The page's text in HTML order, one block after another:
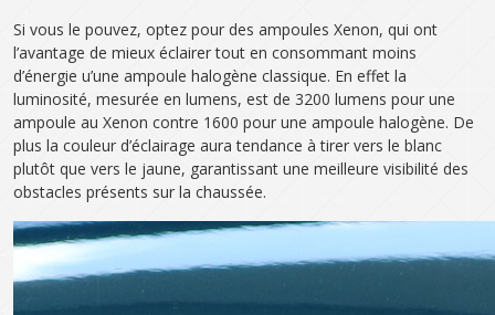
Si vous le pouvez, optez pour des ampoules Xenon, qui ont
l’avantage de mieux éclairer tout en consommant moins
d’énergie u’une ampoule halogène classique. En effet la
luminosité, mesurée en lumens, est de 3200 lumens pour une
ampoule au Xenon contre 1600 pour une ampoule halogène. De
plus la couleur d’éclairage aura tendance à tirer vers le blanc
plutôt que vers le jaune, garantissant une meilleure visibilité des
obstacles présents sur la chaussée.